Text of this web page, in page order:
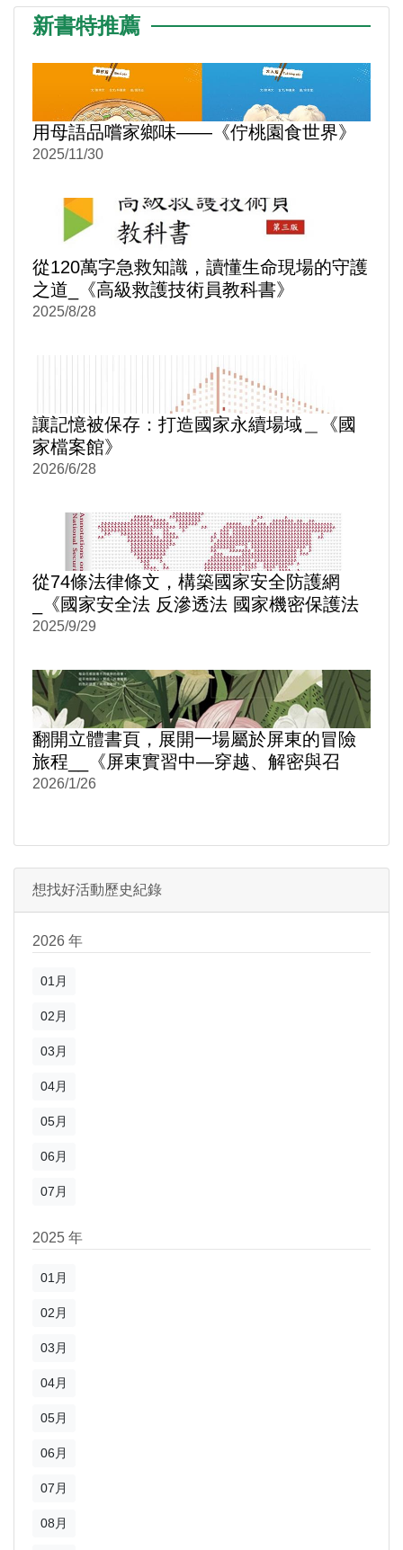
新書特推薦
用母語品嚐家鄉味——《佇桃園食世界》
2025/11/30
從120萬字急救知識，讀懂生命現場的守護
之道_《高級救護技術員教科書》
2025/8/28
讓記憶被保存：打造國家永續場域＿《國
家檔案館》
2026/6/28
從74條法律條文，構築國家安全防護網
_《國家安全法 反滲透法 國家機密保護法
逐條評釋》
2025/9/29
翻開立體書頁，展開一場屬於屏東的冒險
旅程__《屏東實習中—穿越、解密與召
喚》
2026/1/26
想找好活動歷史紀錄
2026 年
01月
02月
03月
04月
05月
06月
07月
2025 年
01月
02月
03月
04月
05月
06月
07月
08月